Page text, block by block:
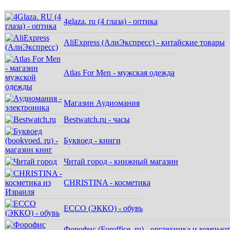
4glaza. ru (4 глаза) - оптика
AliExpress (АлиЭкспресс) - китайские товары
Atlas For Men - мужская одежда
Магазин Аудиомания
Bestwatch.ru - часы
Буквоед - книги
Читай город - книжный магазин
CHRISTINA - косметика
ECCO (ЭККО) - обувь